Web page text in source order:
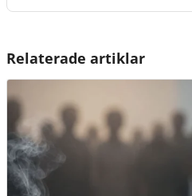
Relaterade artiklar